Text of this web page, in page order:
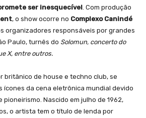
ser inesquecível . Com produção
, o show ocorre no Complexo Canindé
organizadores responsáveis por grandes
Paulo, turnês do Solomun, concerto do
X, entre outros.
britânico de house e techno club, se
ícones da cena eletrônica mundial devido
Nascido em julho de 1962,
o artista tem o título de lenda por